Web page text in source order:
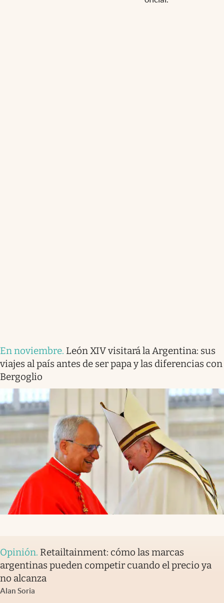
En noviembre. León XIV visitará la Argentina: sus
viajes al país antes de ser papa y las diferencias con
Bergoglio
Opinión. Retailtainment: cómo las marcas
argentinas pueden competir cuando el precio ya
no alcanza
Alan Soria